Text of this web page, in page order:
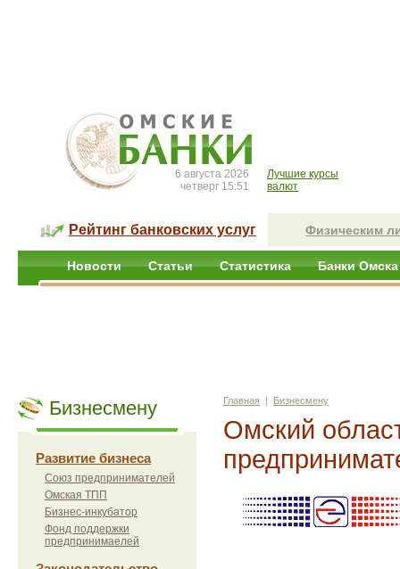
6 августа 2026
четверг 15:51
Лучшие курсы
валют
Рейтинг банковских услуг Физическим
Новости Статьи Статистика Банки Омска
Бизнесмену
Развитие бизнеса
Союз предпринимателей
Омская ТПП
Бизнес-инкубатор
Фонд поддержки
предпринимаелей
Главная | Бизнесмену
Омский